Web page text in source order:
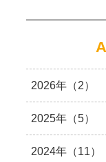
A
2026年（2）
2025年（5）
2024年（11）